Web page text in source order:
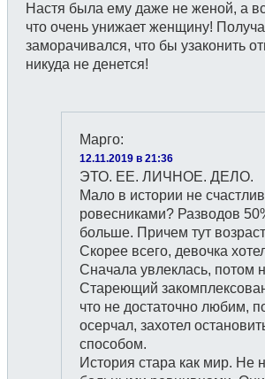
Настя была ему даже не женой, а
что очень унижает женщину!
заморачивался, что бы узаконить
никуда не денется!
Марго:
12.11.2019 в 21:36
ЭТО. ЕЕ. ЛИЧНОЕ. ДЕЛО.
Мало в истории не
ровесниками? Разводов
больше. Причем тут
Скорее всего, девочка
Сначала увлеклась, потом
Стареющий
что не достаточно любим,
осерчал, захотел
способом.
История стара как мир. Не